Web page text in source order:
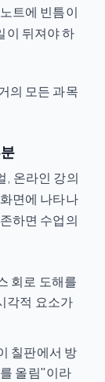
트에 빈틈이
이 뒤져야 하
의 모든 과목
, 온라인 강의
면에 나타나
하면 수업의
회로 도해를
각적 요소가
칠판에서 방
올림"이라